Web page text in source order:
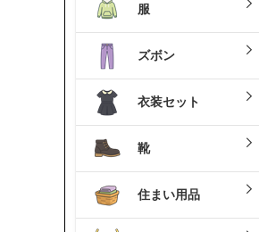
服
ズボン
衣装セット
靴
住まい用品